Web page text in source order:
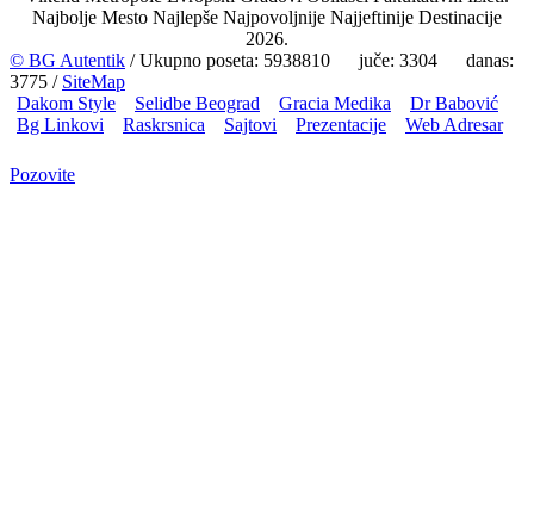
Najbolje Mesto Najlepše Najpovoljnije Najjeftinije Destinacije
2026.
© BG Autentik / Ukupno poseta: 5938810 juče: 3304 danas:
3775 / SiteMap
Dakom Style
Selidbe Beograd Gracia Medika
Dr Babović
Bg Linkovi
Raskrsnica Sajtovi Prezentacije Web Adresar
Pozovite